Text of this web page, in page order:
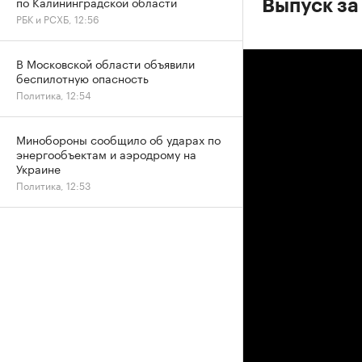
Выпуск
РБК и РСХБ, 12:56
В Московской области объявили
беспилотную опасность
Политика, 12:54
Минобороны сообщило об ударах по
энергообъектам и аэродрому на
Украине
Политика, 12:53